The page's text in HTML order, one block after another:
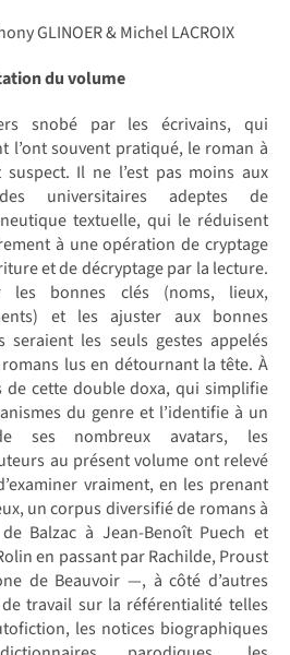
GLINOER & Michel LACROIX
du volume
snobé par les écrivains, qui
l’ont souvent pratiqué, le roman à
suspect. Il ne l’est pas moins aux
universitaires adeptes de
textuelle, qui le réduisent
à une opération de cryptage
et de décryptage par la lecture.
les bonnes clés (noms, lieux,
et les ajuster aux bonnes
seraient les seuls gestes appelés
lus en détournant la tête. À
de cette double doxa, qui simplifie
du genre et l’identifie à un
ses nombreux avatars, les
au présent volume ont relevé
vraiment, en les prenant
un corpus diversifié de romans à
Balzac à Jean-Benoît Puech et
en passant par Rachilde, Proust
de Beauvoir —, à côté d’autres
travail sur la référentialité telles
les notices biographiques